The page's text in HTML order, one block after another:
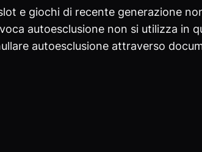
e giochi di recente generazione
autoesclusione non si utilizza in
autoesclusione attraverso